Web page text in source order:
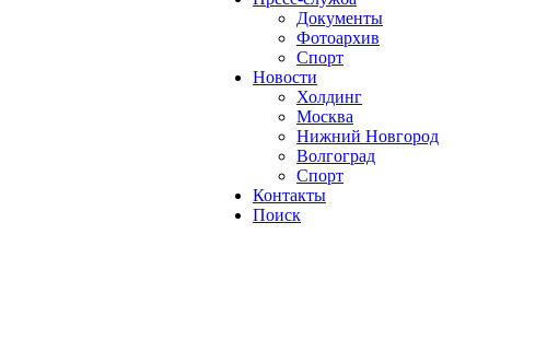
Документы
Фотоархив
Спорт
Новости
Холдинг
Москва
Нижний Новгород
Волгоград
Спорт
Контакты
Поиск